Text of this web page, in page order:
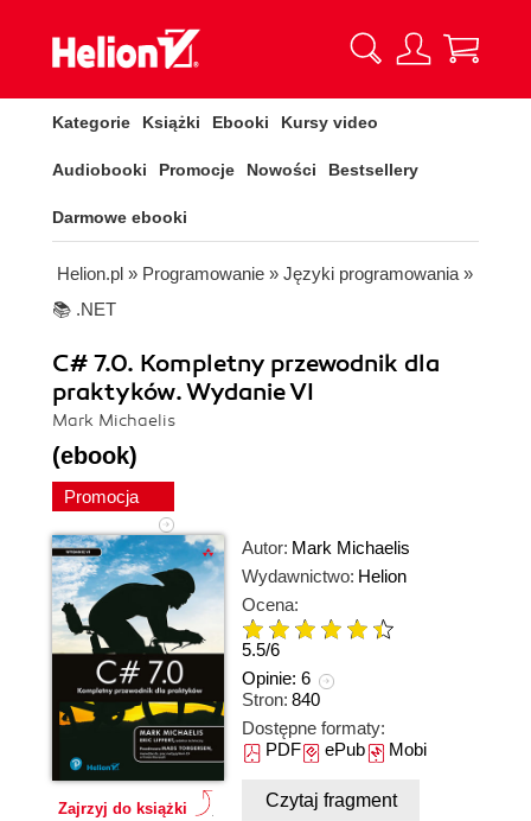
Kategorie Książki Ebooki Kursy video
Audiobooki Promocje Nowości Bestsellery
Darmowe ebooki
Helion.pl » Programowanie » Języki programowania »
📚 .NET
C# 7.0. Kompletny przewodnik dla
praktyków. Wydanie VI
Mark Michaelis
(ebook)
Promocja
Zajrzyj do książki
Autor: Mark Michaelis
Wydawnictwo: Helion
Ocena:
5.5/6
Opinie: 6
Stron: 840
Dostępne formaty:
PDFePubMobi
Czytaj fragment